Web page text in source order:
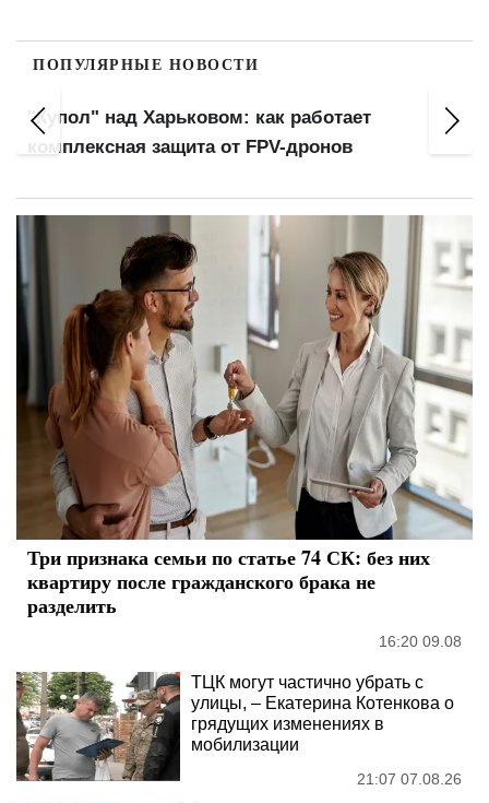
ПОПУЛЯРНЫЕ НОВОСТИ
"Купол" над Харьковом: как работает
комплексная защита от FPV-дронов
Три признака семьи по статье 74 СК: без них
квартиру после гражданского брака не
разделить
16:20 09.08
ТЦК могут частично убрать с
улицы, – Екатерина Котенкова о
грядущих изменениях в
мобилизации
21:07 07.08.26